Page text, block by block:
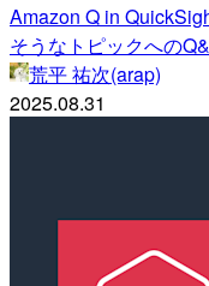
Amazon Q in
そうなトピックへの
荒平 祐次(arap)
2025.08.31